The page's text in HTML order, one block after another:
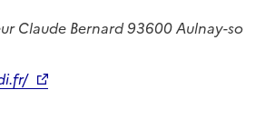
Claude Bernard 93600 Aulnay-so